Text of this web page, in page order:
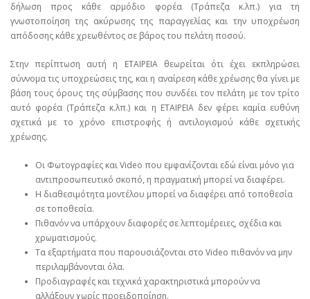
δήλωση προς κάθε αρμόδιο φορέα (Τράπεζα κ.λπ.) για τη
γνωστοποίηση της ακύρωσης της παραγγελίας και την υποχρέωση
απόδοσης κάθε χρεωθέντος σε βάρος του πελάτη ποσού.
Στην περίπτωση αυτή η ΕΤΑΙΡΕΙΑ θεωρείται ότι έχει εκπληρώσει
σύννομα τις υποχρεώσεις της, και η αναίρεση κάθε χρέωσης θα γίνει με
βάση τους όρους της σύμβασης που συνδέει τον πελάτη με τον τρίτο
αυτό φορέα (Τράπεζα κ.λπ.) και η ΕΤΑΙΡΕΙΑ δεν φέρει καμία ευθύνη
σχετικά με το χρόνο επιστροφής ή αντιλογισμού κάθε σχετικής
χρέωσης.
Οι Φωτογραφίες και Video που εμφανίζονται εδώ είναι μόνο για
αντιπροσωπευτικό σκοπό, η πραγματική μπορεί να διαφέρει.
Η διαθεσιμότητα μοντέλου μπορεί να διαφέρει από τοποθεσία
σε τοποθεσία.
Πιθανόν να υπάρχουν διαφορές σε λεπτομέρειες, σχέδια και
χρωματισμούς.
Τα εξαρτήματα που παρουσιάζονται στο Video πιθανόν να μην
περιλαμβάνονται όλα.
Προδιαγραφές και τεχνικά χαρακτηριστικά μπορούν να
αλλάξουν χωρίς προειδοποίηση.